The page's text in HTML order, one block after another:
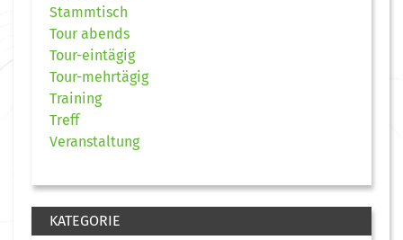
Stammtisch
Tour abends
Tour-eintägig
Tour-mehrtägig
Training
Treff
Veranstaltung
KATEGORIE